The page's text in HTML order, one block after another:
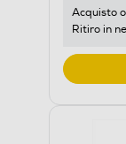
Acquisto
Ritiro in